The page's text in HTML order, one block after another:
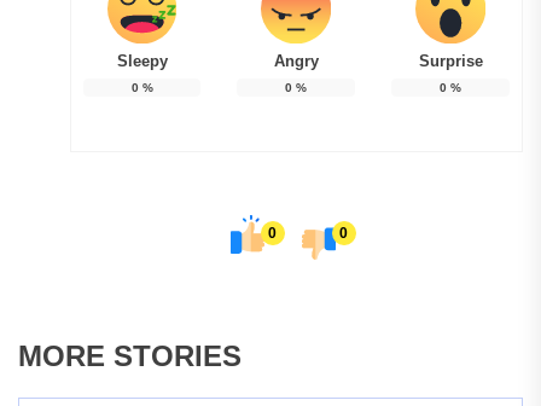
Sleepy
0%
Angry
0 %
Surprise
0 %
0 0
MORE STORIES